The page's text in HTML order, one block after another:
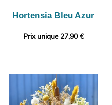
Hortensia Bleu Azur
Prix unique 27,90 €